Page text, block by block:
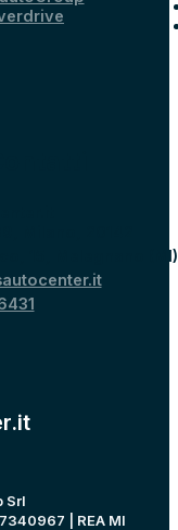
15, Melegnano
Srl
| REA MI